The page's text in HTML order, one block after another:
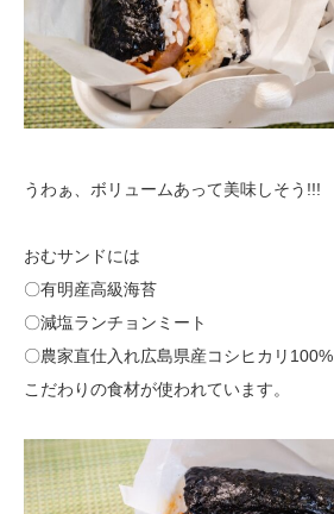
うわぁ、ボリュームあって美味しそう!!!
おむサンドには
〇有明産高級海苔
〇減塩ランチョンミート
〇農家直仕入れ広島県産コシヒカリ100%
こだわりの食材が使われています。